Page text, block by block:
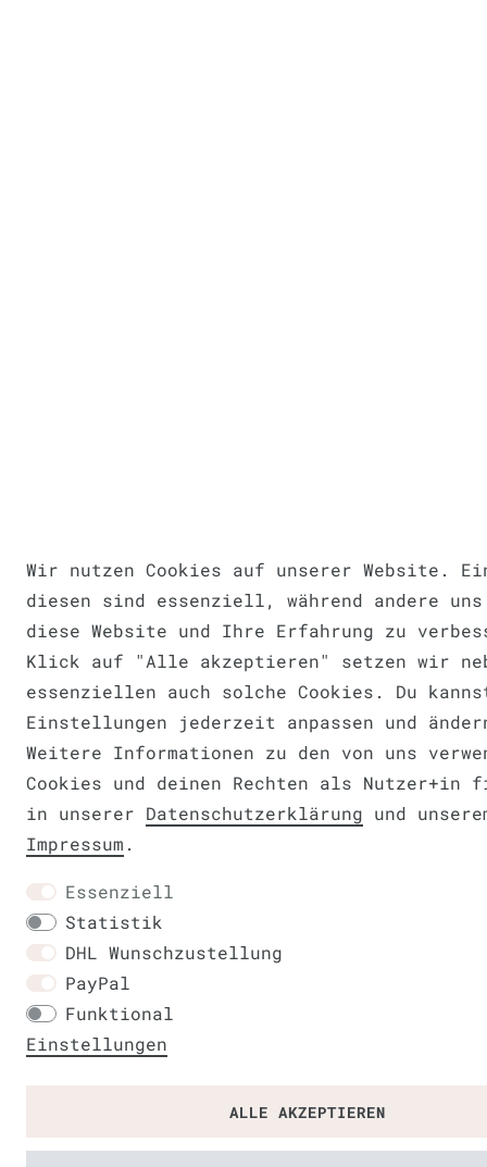
Wir nutzen Cookies auf unserer Website.
diesen sind essenziell, während andere
diese Website und Ihre Erfahrung zu
Klick auf "Alle akzeptieren" setzen wir
essenziellen auch solche Cookies. Du
Einstellungen jederzeit anpassen und
Weitere Informationen zu den von uns
Cookies und deinen Rechten als Nutzer+in
in unserer Daten­schutz­erklärung und
Impressum .
Essenziell
Statistik
DHL Wunschzustellung
PayPal
Funktional
Einstellungen
ALLE AKZEPTIEREN